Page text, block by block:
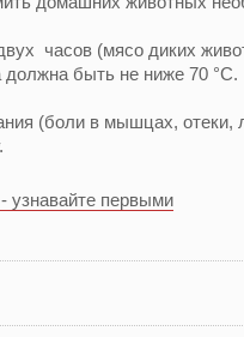
часов (мясо диких
должна быть не ниже 70 °C.
(боли в мышцах, отеки,
узнавайте первыми